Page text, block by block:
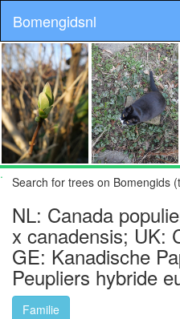
Bomengidsnl
.
Search for trees on Bomengids
NL: Canada
x canadensis; UK:
GE: Kanadische
Peupliers hybride
Familie